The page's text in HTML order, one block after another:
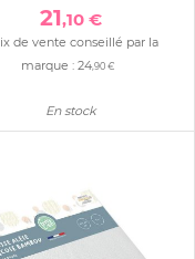
21,10 €
de vente conseillé par la
marque :24,90 €
En stock